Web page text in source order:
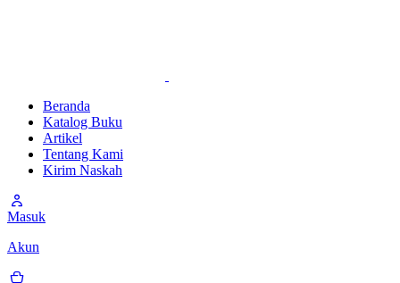
Beranda
Katalog Buku
Artikel
Tentang Kami
Kirim Naskah
Masuk
Akun